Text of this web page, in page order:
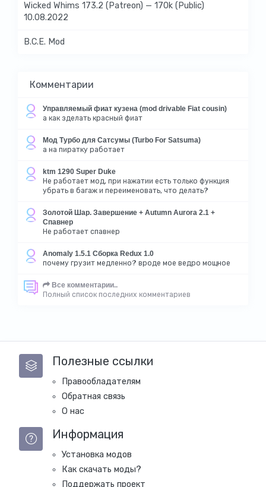
Wicked Whims 173.2 (Patreon) — 170k (Public)
10.08.2022
B.C.E. Mod
Комментарии
Управляемый фиат кузена (mod drivable Fiat cousin)
а как зделать красный фиат
Мод Турбо для Сатсумы (Turbo For Satsuma)
а на пиратку работает
ktm 1290 Super Duke
Не работает мод, при нажатии есть только функция
убрать в багаж и переименовать, что делать?
Золотой Шар. Завершение + Autumn Aurora 2.1 +
Спавнер
Не работает спавнер
Anomaly 1.5.1 Сборка Redux 1.0
почему грузит медленно? вроде мое ведро мощное
Все комментарии..
Полный список последних комментариев
Полезные ссылки
Правообладателям
Обратная связь
О нас
Информация
Установка модов
Как скачать моды?
Поддержать проект